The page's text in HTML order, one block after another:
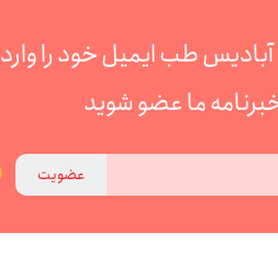
آبادیس طب ایمیل خود را وارد
ما عضو شوید
عضویت